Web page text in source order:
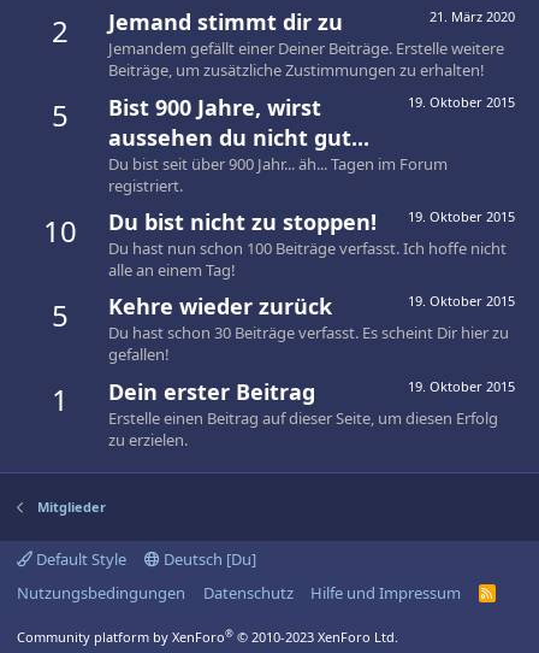
2 21. März 2020
Jemand stimmt dir zu
Jemandem gefällt einer Deiner Beiträge. Erstelle weitere
Beiträge, um zusätzliche Zustimmungen zu erhalten!
5 19. Oktober 2015
Bist 900 Jahre, wirst
aussehen du nicht gut...
Du bist seit über 900 Jahr... äh... Tagen im Forum
registriert.
10 19. Oktober 2015
Du bist nicht zu stoppen!
Du hast nun schon 100 Beiträge verfasst. Ich hoffe nicht
alle an einem Tag!
5 19. Oktober 2015
Kehre wieder zurück
Du hast schon 30 Beiträge verfasst. Es scheint Dir hier zu
gefallen!
1 19. Oktober 2015
Dein erster Beitrag
Erstelle einen Beitrag auf dieser Seite, um diesen Erfolg
zu erzielen.
Mitglieder
Default Style
Deutsch [Du]
Nutzungsbedingungen
Datenschutz Hilfe und Impressum
R
Community platform by XenForo® © 2010-2023 XenForo Ltd.